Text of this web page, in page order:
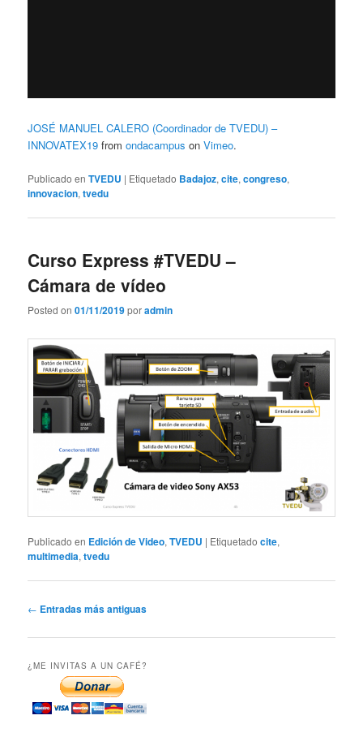
JOSÉ MANUEL CALERO (Coordinador de TVEDU) –
INNOVATEX19 fromondacampus onVimeo.
Publicado en TVEDU | Etiquetado Badajoz,cite,congreso,
innovacion,tvedu
Curso Express #TVEDU –
Cámara de vídeo
Posted on01/11/2019poradmin
Publicado en Edición de Video,TVEDU | Etiquetado cite,
multimedia,tvedu
Navegador
artículos
← Entradas más antiguas
¿ME INVITAS A UN CAFÉ?